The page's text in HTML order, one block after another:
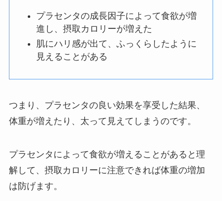
プラセンタの成長因子によって食欲が増
進し、摂取カロリーが増えた
肌にハリ感が出て、ふっくらしたように
見えることがある
つまり、プラセンタの良い効果を享受した結果、
体重が増えたり、太って見えてしまうのです。
プラセンタによって食欲が増えることがあると理
解して、摂取カロリーに注意できれば体重の増加
は防げます。